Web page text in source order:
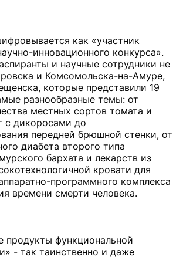
как «участник
инновационного конкурса».
и научные сотрудники не
и Комсомольска-на-Амуре,
которые представили 19
разнообразные темы: от
местных сортов томата и
с дикоросами до
передней брюшной стенки, от
диабета второго типа
бархата и лекарств из
кровати для
программного комплекса
времени смерти человека.
продукты функциональной
- так таинственно и даже